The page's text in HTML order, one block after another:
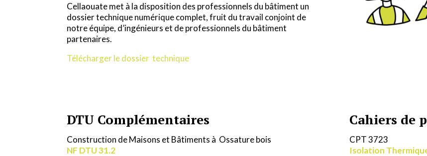
Cellaouate met à la disposition des professionnels du bâtiment un
dossier technique numérique complet, fruit du travail conjoint de
notre équipe, d’ingénieurs et de professionnels du bâtiment
partenaires.
Télécharger le dossier technique
DTU Complémentaires
Construction de Maisons et Bâtiments à Ossature bois
NF DTU 31.2
Cahiers de
CPT 3723
Isolation